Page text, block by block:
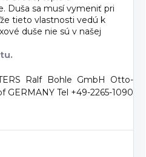
Duša sa musí vymeniť pri
tieto vlastnosti vedú k
duše nie sú v našej
Ralf Bohle GmbH Otto-
GERMANY Tel +49-2265-1090